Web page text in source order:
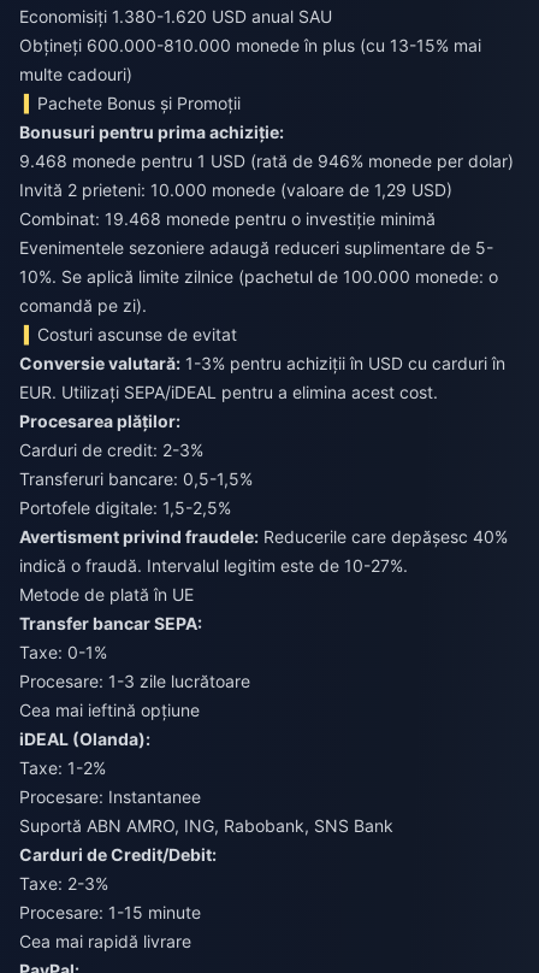
Economisiți 1.380-1.620 USD anual SAU
Obțineți 600.000-810.000 monede în plus (cu 13-15% mai
multe cadouri)
Pachete Bonus și Promoții
Bonusuri pentru prima achiziție:
9.468 monede pentru 1 USD (rată de 946% monede per dolar)
Invită 2 prieteni: 10.000 monede (valoare de 1,29 USD)
Combinat: 19.468 monede pentru o investiție minimă
Evenimentele sezoniere adaugă reduceri suplimentare de 5-
10%. Se aplică limite zilnice (pachetul de 100.000 monede: o
comandă pe zi).
Costuri ascunse de evitat
Conversie valutară: 1-3% pentru achiziții în USD cu carduri în
EUR. Utilizați SEPA/iDEAL pentru a elimina acest cost.
Procesarea plăților:
Carduri de credit: 2-3%
Transferuri bancare: 0,5-1,5%
Portofele digitale: 1,5-2,5%
Avertisment privind fraudele: Reducerile care depășesc 40%
indică o fraudă. Intervalul legitim este de 10-27%.
Metode de plată în UE
Transfer bancar SEPA:
Taxe: 0-1%
Procesare: 1-3 zile lucrătoare
Cea mai ieftină opțiune
iDEAL (Olanda):
Taxe: 1-2%
Procesare: Instantanee
Suportă ABN AMRO, ING, Rabobank, SNS Bank
Carduri de Credit/Debit:
Taxe: 2-3%
Procesare: 1-15 minute
Cea mai rapidă livrare